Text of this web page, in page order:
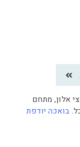
אלון, מתחם
בואכה יודפת